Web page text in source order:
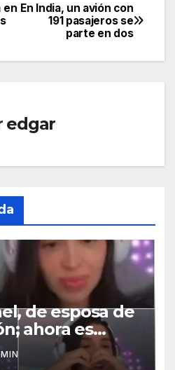
En India, un avión con
191 pasajeros se
parte en dos
en
edgar
de esposa de
ahora es